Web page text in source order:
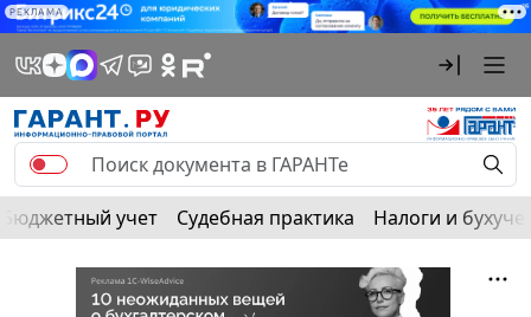
РЕКЛАМА
Бюджетный учет Судебная практика Налоги и